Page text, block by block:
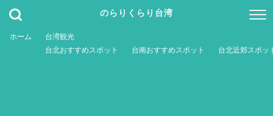
のらりくらり台湾
ホーム
台湾観光
台北おすすめスポット
台南おすすめスポット 台北近郊スポッ